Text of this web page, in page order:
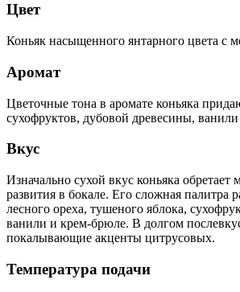
Цвет
Коньяк насыщенного янтарного цвета с
Аромат
Цветочные тона в аромате коньяка
сухофруктов, дубовой древесины,
Вкус
Изначально сухой вкус коньяка обретает
развития в бокале. Его сложная палитра
лесного ореха, тушеного яблока,
ванили и крем-брюле. В долгом
покалывающие акценты цитрусовых.
Температура подачи